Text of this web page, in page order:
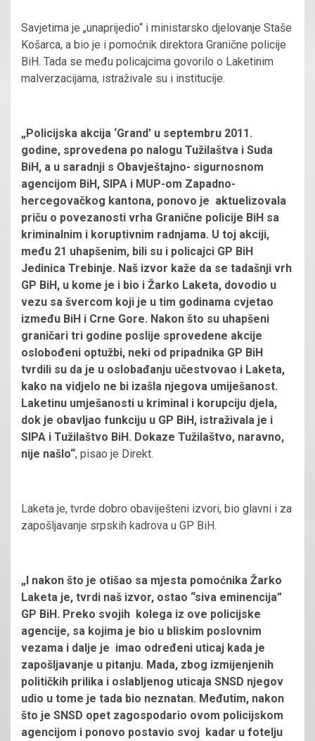
Savjetima je „unaprijedio“ i ministarsko djelovanje Staše
Košarca, a bio je i pomoćnik direktora Granične policije
BiH. Tada se među policajcima govorilo o Laketinim
malverzacijama, istraživale su i institucije.
„Policijska akcija ‘Grand’ u septembru 2011.
godine, sprovedena po nalogu Tužilaštva i Suda
BiH, a u saradnji s Obavještajno- sigurnosnom
agencijom BiH, SIPA i MUP-om Zapadno-
hercegovačkog kantona, ponovo je aktuelizovala
priču o povezanosti vrha Granične policije BiH sa
kriminalnim i koruptivnim radnjama. U toj akciji,
među 21 uhapšenim, bili su i policajci GP BiH
Jedinica Trebinje. Naš izvor kaže da se tadašnji vrh
GP BiH, u kome je i bio i Žarko Laketa, dovodio u
vezu sa švercom koji je u tim godinama cvjetao
između BiH i Crne Gore. Nakon što su uhapšeni
graničari tri godine poslije sprovedene akcije
oslobođeni optužbi, neki od pripadnika GP BiH
tvrdili su da je u oslobađanju učestvovao i Laketa,
kako na vidjelo ne bi izašla njegova umiješanost.
Laketinu umješanosti u kriminal i korupciju djela,
dok je obavljao funkciju u GP BiH, istraživala je i
SIPA i Tužilaštvo BiH. Dokaze Tužilaštvo, naravno,
nije našlo“, pisao je Direkt.
Laketa je, tvrde dobro obaviješteni izvori, bio glavni i za
zapošljavanje srpskih kadrova u GP BiH.
„I nakon što je otišao sa mjesta pomoćnika Žarko
Laketa je, tvrdi naš izvor, ostao “siva eminencija”
GP BiH. Preko svojih kolega iz ove policijske
agencije, sa kojima je bio u bliskim poslovnim
vezama i dalje je imao određeni uticaj kada je
zapošljavanje u pitanju. Mada, zbog izmijenjenih
političkih prilika i oslabljenog uticaja SNSD njegov
udio u tome je tada bio neznatan. Međutim, nakon
što je SNSD opet zagospodario ovom policijskom
agencijom i ponovo postavio svoj kadar u fotelju